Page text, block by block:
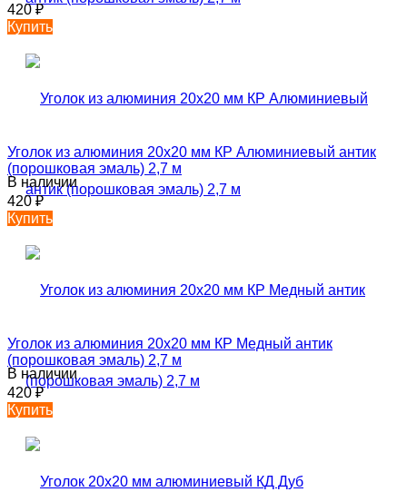
420₽
Купить
Уголок из алюминия 20х20 мм КР Алюминиевый антик
(порошковая эмаль) 2,7 м
В наличии
420₽
Купить
Уголок из алюминия 20х20 мм КР Медный антик
(порошковая эмаль) 2,7 м
В наличии
420₽
Купить